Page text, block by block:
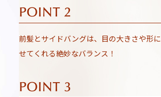
前髪とサイドバングは、目の大きさや形
せてくれる絶妙なバランス！